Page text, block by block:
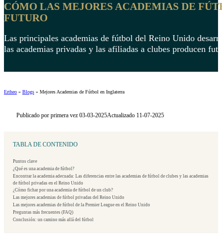
CÓMO LAS MEJORES ACADEMIAS DE
FUTURO
Las principales academias de fútbol del Reino Unido
las academias privadas y las afiliadas a clubes producen
Ertheo » Blogs » Mejores Academias de Fútbol en Inglaterra
Publicado por primera vez 03-03-2025Actualizado 11-07-2025
TABLA DE CONTENIDO
Puntos clave
¿Qué es una academia de fútbol?
Encontrar la academia adecuada: Las diferencias entre las academias de fútbol de clubes y las academias
de fútbol privadas en el Reino Unido
¿Cómo fichar por una academia de fútbol de un club?
Las mejores academias de fútbol privadas del Reino Unido
Las mejores academias de fútbol de la Premier League en el Reino Unido
Preguntas más frecuentes (FAQ)
Conclusión: un camino más allá del fútbol